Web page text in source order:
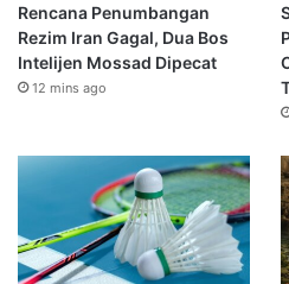
Rencana Penumbangan
Rezim Iran Gagal, Dua Bos
Intelijen Mossad Dipecat
12 mins ago